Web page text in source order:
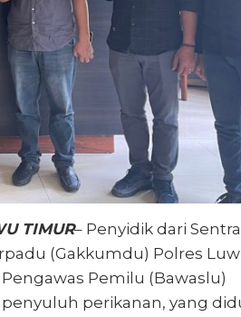
TIMUR– Penyidik dari Sentra
(Gakkumdu) Polres
Pemilu (Bawaslu)
perikanan, yang